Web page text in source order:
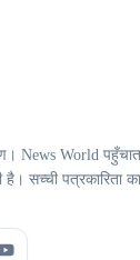
News World
सच्ची पत्रकारिता